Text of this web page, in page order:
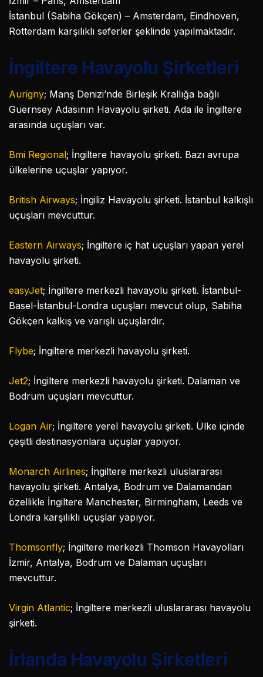
İstanbul (Sabiha Gökçen) – Amsterdam, Eindhoven,
Rotterdam karşılıklı seferler şeklinde yapılmaktadır.
İngiltere Havayolu Şirketleri
Aurigny; Manş Denizi’nde Birleşik Krallığa bağlı
Guernsey Adasının Havayolu şirketi. Ada ile İngiltere
arasında uçuşları var.
Bmi Regional; İngiltere havayolu şirketi. Bazı avrupa
ülkelerine uçuşlar yapıyor.
British Airways; İngiliz Havayolu şirketi. İstanbul kalkışlı
uçuşları mevcuttur.
Eastern Airways; İngiltere iç hat uçuşları yapan yerel
havayolu şirketi.
easyJet; İngiltere merkezli havayolu şirketi. İstanbul-
Basel-İstanbul-Londra uçuşları mevcut olup, Sabiha
Gökçen kalkış ve varışlı uçuşlardır.
Flybe; İngiltere merkezli havayolu şirketi.
Jet2; İngiltere merkezli havayolu şirketi. Dalaman ve
Bodrum uçuşları mevcuttur.
Logan Air; İngiltere yerel havayolu şirketi. Ülke içinde
çeşitli destinasyonlara uçuşlar yapıyor.
Monarch Airlines; İngiltere merkezli uluslararası
havayolu şirketi. Antalya, Bodrum ve Dalamandan
özellikle İngiltere Manchester, Birmingham, Leeds ve
Londra karşılıklı uçuşlar yapıyor.
Thomsonfly; İngiltere merkezli Thomson Havayolları
İzmir, Antalya, Bodrum ve Dalaman uçuşları
mevcuttur.
Virgin Atlantic; İngiltere merkezli uluslararası havayolu
şirketi.
İrlanda Havayolu Şirketleri